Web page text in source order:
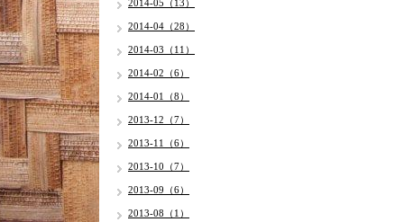
2014-05（13）
2014-04（28）
2014-03（11）
2014-02（6）
2014-01（8）
2013-12（7）
2013-11（6）
2013-10（7）
2013-09（6）
2013-08（1）